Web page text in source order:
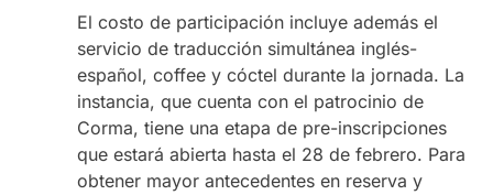
El costo de participación incluye además el
servicio de traducción simultánea inglés-
español, coffee y cóctel durante la jornada. La
instancia, que cuenta con el patrocinio de
Corma, tiene una etapa de pre-inscripciones
que estará abierta hasta el 28 de febrero. Para
obtener mayor antecedentes en reserva y